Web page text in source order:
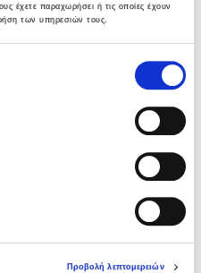
έχετε παραχωρήσει ή τις οποίες έχουν
των υπηρεσιών τους.
Προβολή λεπτομερειών
με το ΑΝΑΤΟΛΙΑ για
σύμβαση με το ΑΝΑΤΟΛΙΑ
τμ που συμβάλλει στην
σύμβασης για νέο